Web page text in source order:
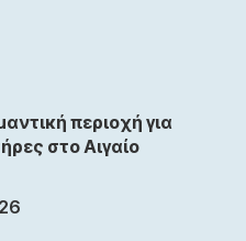
περιοχή για
στο Αιγαίο